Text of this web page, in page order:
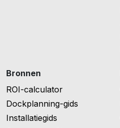
Bronnen
ROI-calculator
Dockplanning-gids
Installatiegids